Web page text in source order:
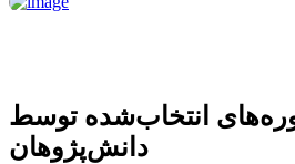
انتخاب‌شده توسط
دانش‌پژوهان